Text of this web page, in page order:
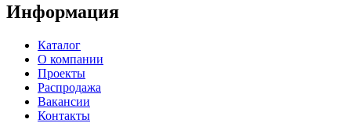
Информация
Каталог
О компании
Проекты
Распродажа
Вакансии
Контакты